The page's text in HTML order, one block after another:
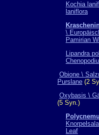
Kochia
laniflora
\
Pamirian
Lipandra
Obione \
Purslane (2
Oxybasis \
(5 Syn.)
Leaf